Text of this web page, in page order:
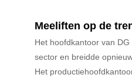
Meeliften op de
Het hoofdkantoor van
sector en breidde
Het